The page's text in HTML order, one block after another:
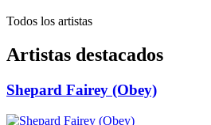
Todos los artistas
Artistas destacados
Shepard Fairey (Obey)